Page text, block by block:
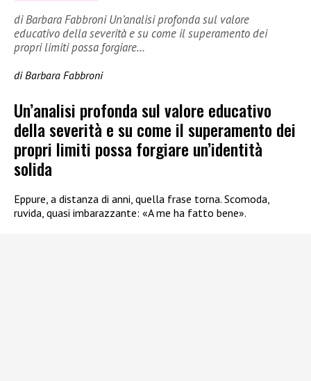
di Barbara Fabbroni Un’analisi profonda sul valore
educativo della severità e su come il superamento dei
propri limiti possa forgiare…
di Barbara Fabbroni
Un’analisi profonda sul valore educativo
della severità e su come il superamento dei
propri limiti possa forgiare un’identità
solida
Eppure, a distanza di anni, quella frase torna. Scomoda,
ruvida, quasi imbarazzante: «A me ha fatto bene».